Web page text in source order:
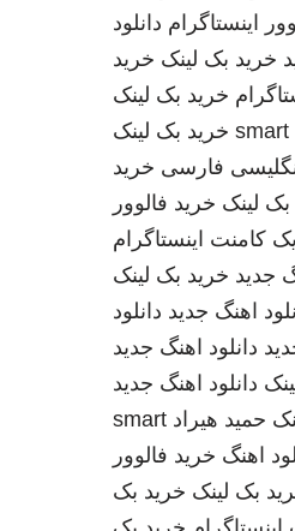
اینستاگرام دانلود
خرید بک لینک خرید
خرید بک لینک
smart خرید بک لینک
فارسی خرید
لینک خرید فالوور
کامنت اینستاگرام
جدید خرید بک لینک
اهنگ جدید دانلود
دانلود اهنگ جدید
دانلود اهنگ جدید
حمید هیراد smart
اهنگ خرید فالوور
بک لینک خرید بک